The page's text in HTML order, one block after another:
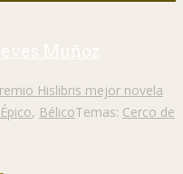
Muñoz
Hislibris mejor novela
Épico, BélicoTemas: Cerco de